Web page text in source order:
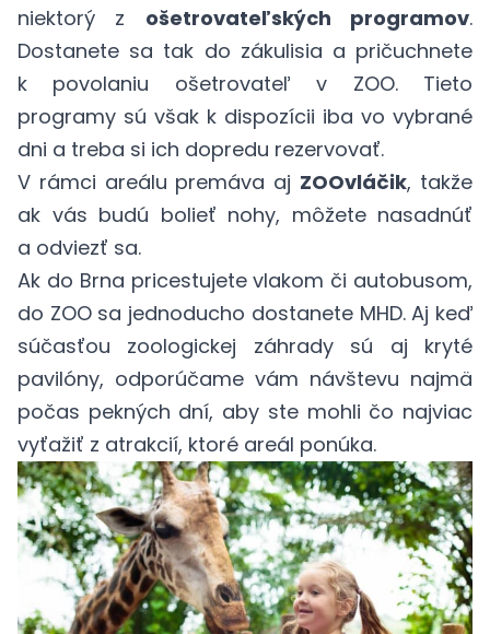
niektorý z ošetrovateľských programov.
Dostanete sa tak do zákulisia a pričuchnete
k povolaniu ošetrovateľ v ZOO. Tieto
programy sú však k dispozícii iba vo vybrané
dni a treba si ich dopredu rezervovať.
V rámci areálu premáva aj ZOOvláčik, takže
ak vás budú bolieť nohy, môžete nasadnúť
a odviezť sa.
Ak do Brna pricestujete vlakom či autobusom,
do ZOO sa jednoducho dostanete MHD. Aj keď
súčasťou zoologickej záhrady sú aj kryté
pavilóny, odporúčame vám návštevu najmä
počas pekných dní, aby ste mohli čo najviac
vyťažiť z atrakcií, ktoré areál ponúka.